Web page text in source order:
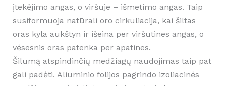
įtekėjimo angas, o viršuje – išmetimo angas. Taip
susiformuoja natūrali oro cirkuliacija, kai šiltas
oras kyla aukštyn ir išeina per viršutines angas, o
vėsesnis oras patenka per apatines.
Šilumą atspindinčių medžiagų naudojimas taip pat
gali padėti. Aliuminio folijos pagrindo izoliacinės